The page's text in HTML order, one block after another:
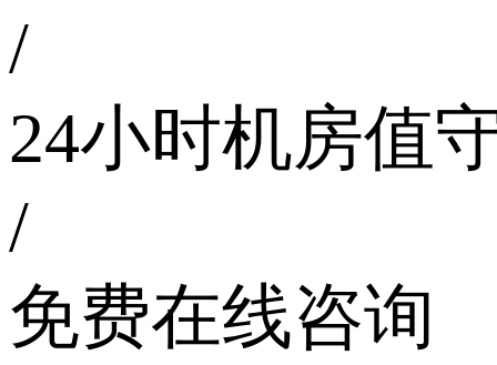
/
24小时机房值
/
免费在线咨询